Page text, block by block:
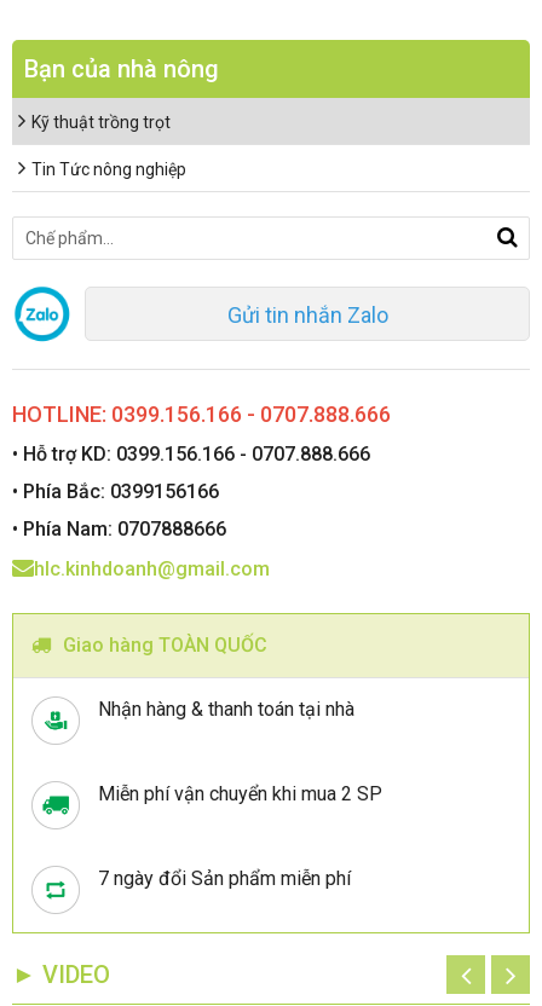
Bạn của nhà nông
Kỹ thuật trồng trọt
Tin Tức nông nghiệp
Gửi tin nhắn Zalo
HOTLINE: 0399.156.166 - 0707.888.666
• Hỗ trợ KD: 0399.156.166 - 0707.888.666
• Phía Bắc: 0399156166
• Phía Nam: 0707888666
hlc.kinhdoanh@gmail.com
Giao hàng TOÀN QUỐC
Nhận hàng & thanh toán tại nhà
Miễn phí vận chuyển khi mua 2 SP
7 ngày đổi Sản phẩm miễn phí
► VIDEO